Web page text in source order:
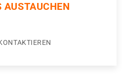
AUSTAUCHEN